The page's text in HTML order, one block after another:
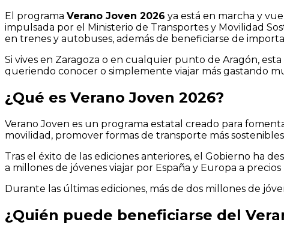
El programa Verano Joven 2026 ya está en marcha y
impulsada por el Ministerio de Transportes y Movilidad
en trenes y autobuses, además de beneficiarse de
Si vives en Zaragoza o en cualquier punto de Aragón,
queriendo conocer o simplemente viajar más gastando
¿Qué es Verano Joven 2026?
Verano Joven es un programa estatal creado para
movilidad, promover formas de transporte más
Tras el éxito de las ediciones anteriores, el Gobierno ha
a millones de jóvenes viajar por España y Europa a
Durante las últimas ediciones, más de dos millones de
¿Quién puede beneficiarse del